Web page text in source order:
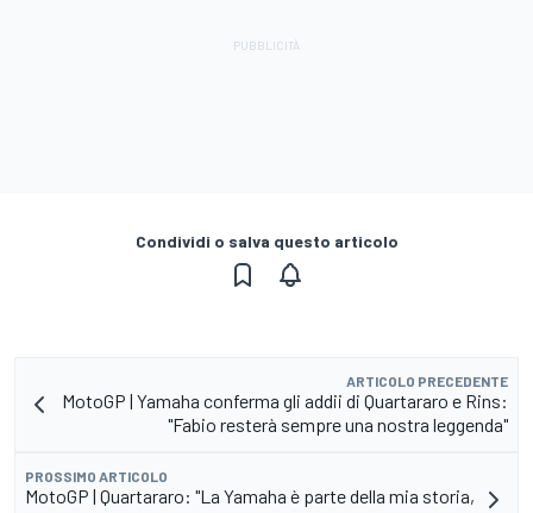
Condividi o salva questo articolo
ARTICOLO PRECEDENTE
MotoGP | Yamaha conferma gli addii di Quartararo e Rins:
"Fabio resterà sempre una nostra leggenda"
PROSSIMO ARTICOLO
MotoGP | Quartararo: "La Yamaha è parte della mia storia,